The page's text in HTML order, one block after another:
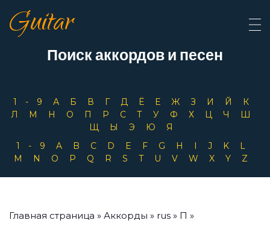
Guitar
Поиск аккордов и песен
1-9 А Б В Г Д Ё Е Ж З И Й
К
Л
М Н О П Р С Т У Ф Х Ц Ч
Ш
Щ
Ы Э Ю
Я
1-9
A B C D E F G H I J K
L
M
N O P Q R S T U V W X Y Z
Главная страница » Аккорды » rus » П »